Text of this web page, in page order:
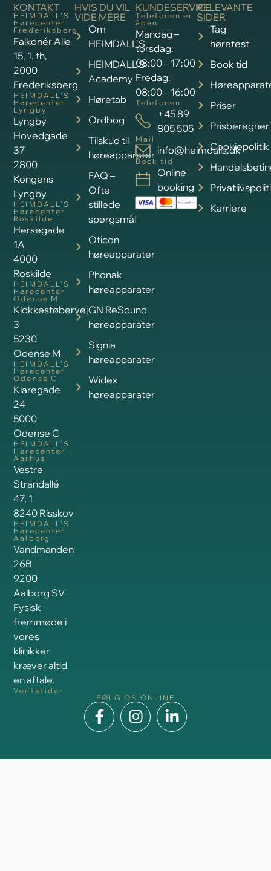
KONTAKT
HEIMDALL’S
Hørecenter
Frederiksberg
Falkonér Alle
15, 1. th,
2000
Frederiksberg
HEIMDALL’S
Hørecenter
Lyngby
Lyngby
Hovedgade
37
2800
Kongens
Lyngby
HEIMDALL’S
Hørecenter
Roskilde
Hersegade
1A
4000
Roskilde
HEIMDALL’S
Hørecenter
Odense M
Klokkestøbervej
3
5230
Odense M
HEIMDALL’S
Hørecenter
Odense C
Klaregade
24
5000
Odense C
HEIMDALL’S
Hørecenter
Aarhus
Vestre
Strandallé
47, 1
8240 Risskov
HEIMDALL’S
Hørecenter
Aalborg
Vandmanden
26B
9200
Aalborg SV
Fysisk
fremmøde i
vores
klinikker
kræver altid
en aftale.
Ventetider
RELEVANTE
SIDER
Tag
høretest
Book tid
Priser
Prisberegner
Cookiepolitik
Karriere
HVIS DU VIL
VIDE MERE
Om
HEIMDALL’S
HEIMDALL’S
Academy
Høretab
Ordbog
Tilskud til
høreapparater
FAQ –
Ofte
stillede
spørgsmål
Oticon
høreapparater
Phonak
høreapparater
GN ReSound
høreapparater
Signia
høreapparater
Widex
høreapparater
KUNDESERVICE
Telefonen er
åben
Mandag –
torsdag:
08:00 – 17:00
Fredag:
08:00 – 16:00
Telefonen
+45 89
805 505
Mail
info@heimdalls.dk
Book tid
Online
booking
FØLG OS ONLINE